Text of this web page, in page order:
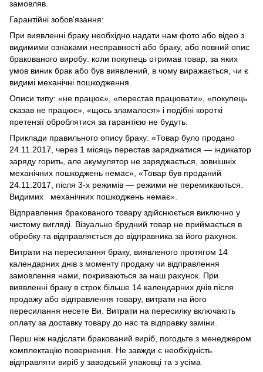
замовляв.
Гарантійні зобов'язання:
При виявленні браку необхідно надати нам фото або відео з
видимими ознаками несправності або браку, або повний опис
бракованого виробу: коли покупець отримав товар, за яких
умов виник брак або був виявлений, в чому виражається, чи є
видимі механічні пошкодження.
Описи типу: «не працює», «перестав працювати», «покупець
сказав не працює», «щось зламалося» і подібні короткі
претензії оброблятися за гарантією не будуть.
Приклади правильного опису браку: «Товар було продано
24.11.2017, через 1 місяць перестав заряджатися — індикатор
заряду горить, але акумулятор не заряджається, зовнішніх
механічних пошкоджень немає», «Товар був проданий
24.11.2017, після 3-х режимів — режими не перемикаються.
Видимих механічних пошкоджень немає».
Відправлення бракованого товару здійснюється виключно у
чистому вигляді. Візуально брудний товар не приймається в
обробку та відправляється до відправника за його рахунок.
Витрати на пересилання браку, виявленого протягом 14
календарних днів з моменту продажу чи відправлення
замовлення нами, покриваються за наш рахунок. При
виявленні браку в строк більше 14 календарних днів після
продажу або відправлення товару, витрати на його
пересилання несете Ви. Витрати на пересилку включають
оплату за доставку товару до нас та відправку заміни.
Перш ніж надіслати бракований виріб, погодьте з менеджером
комплектацію повернення. Не завжди є необхідність
відправляти виріб у заводській упаковці та з усіма